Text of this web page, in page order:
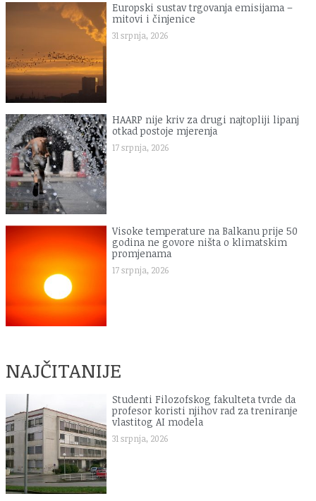
Europski sustav trgovanja emisijama –
mitovi i činjenice
31 srpnja, 2026
HAARP nije kriv za drugi najtopliji lipanj
otkad postoje mjerenja
17 srpnja, 2026
Visoke temperature na Balkanu prije 50
godina ne govore ništa o klimatskim
promjenama
17 srpnja, 2026
NAJČITANIJE
Studenti Filozofskog fakulteta tvrde da
profesor koristi njihov rad za treniranje
vlastitog AI modela
31 srpnja, 2026